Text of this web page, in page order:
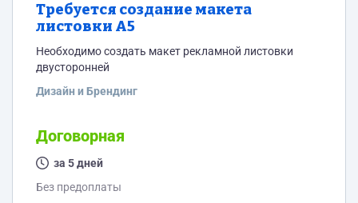
Требуется создание макета
листовки А5
Необходимо создать макет рекламной листовки
двусторонней
Дизайн и Брендинг
Договорная
за 5 дней
Без предоплаты